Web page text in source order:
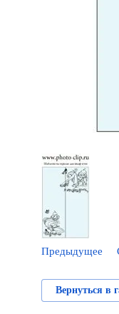
Предыдущее
Вернуться в